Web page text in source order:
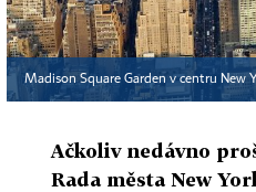
Madison Square Garden v centru New
Ačkoliv nedávno
Rada města New